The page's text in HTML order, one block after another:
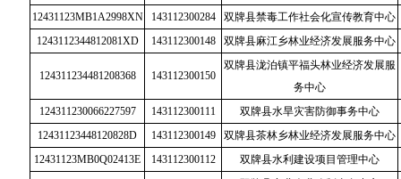
12431123MB1A2998XN
143112300284
双牌县禁毒工作社会化宣传教育中心
1243112344812081XD
143112300148 双牌县麻江乡林业经济发展服务中心
124311234481208368 143112300150
双牌县泷泊镇平福头林业经济发展服
务中心
124311230066227597
143112300111
双牌县水旱灾害防御事务中心
12431123448120828D
143112300149
双牌县茶林乡林业经济发展服务中心
12431123MB0Q02413E
143112300112
双牌县水利建设项目管理中心